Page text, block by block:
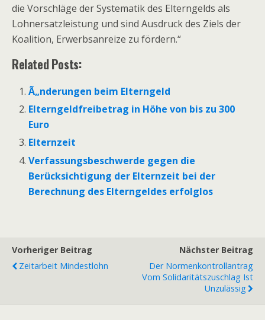
die Vorschläge der Systematik des Elterngelds als
Lohnersatzleistung und sind Ausdruck des Ziels der
Koalition, Erwerbsanreize zu fördern.“
Related Posts:
Ã„nderungen beim Elterngeld
Elterngeldfreibetrag in Höhe von bis zu 300
Euro
Elternzeit
Verfassungsbeschwerde gegen die
Berücksichtigung der Elternzeit bei der
Berechnung des Elterngeldes erfolglos
Vorheriger Beitrag
Zeitarbeit Mindestlohn
Nächster Beitrag
Der Normenkontrollantrag
Vom Solidaritätszuschlag Ist
Unzulässig